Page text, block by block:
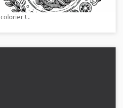
gratuitement et commence à
colorier !...